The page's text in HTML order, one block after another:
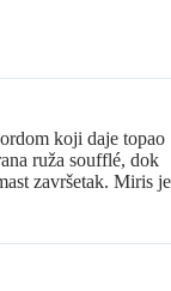
koji daje topao
ruža soufflé, dok
završetak. Miris je